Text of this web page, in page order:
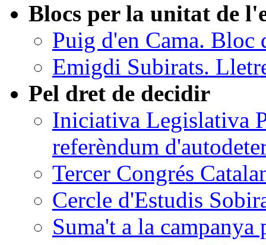
Blocs per la unitat de
Puig d'en Cama. Bloc
Emigdi Subirats.
Pel dret de decidir
Iniciativa Legislativa
referèndum
Tercer Congrés
Cercle d'Estudis
Suma't a la campanya